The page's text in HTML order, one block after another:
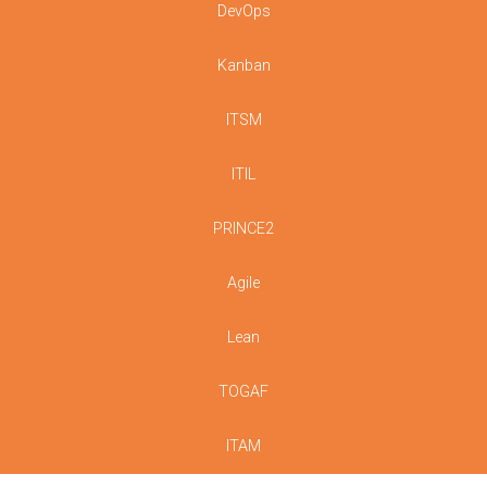
DevOps
Kanban
ITSM
ITIL
PRINCE2
Agile
Lean
TOGAF
ITAM